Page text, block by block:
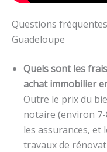
Questions
Guadeloupe
Quels sont les
achat immobilier
Outre le prix du
notaire (environ 7-
les assurances, et
travaux de